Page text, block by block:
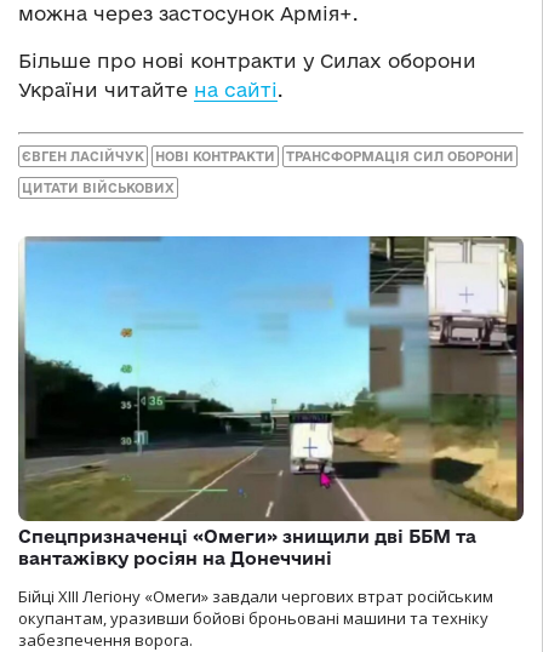
можна через застосунок Армія+.
Більше про нові контракти у Силах оборони
України читайте на сайті
ЄВГЕН ЛАСІЙЧУК НОВІ КОНТРАКТИ ТРАНСФОРМАЦІЯ СИЛ ОБОРОНИ
ЦИТАТИ ВІЙСЬКОВИХ
Спецпризначенці «Омеги» знищили дві ББМ та
вантажівку росіян на Донеччині
Бійці ХІІІ Легіону «Омеги» завдали чергових втрат російським
окупантам, уразивши бойові броньовані машини та техніку
забезпечення ворога.